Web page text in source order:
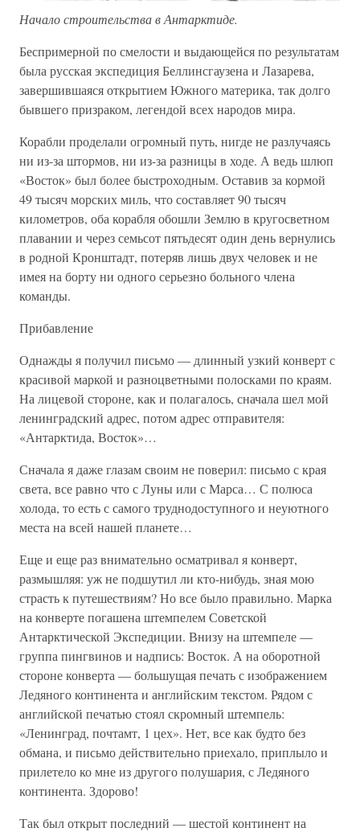
Начало строительства в Антарктиде.
Беспримерной по смелости и выдающейся по результатам
была русская экспедиция Беллинсгаузена и Лазарева,
завершившаяся открытием Южного материка, так долго
бывшего призраком, легендой всех народов мира.
Корабли проделали огромный путь, нигде не разлучаясь
ни из-за штормов, ни из-за разницы в ходе. А ведь шлюп
«Восток» был более быстроходным. Оставив за кормой
49 тысяч морских миль, что составляет 90 тысяч
километров, оба корабля обошли Землю в кругосветном
плавании и через семьсот пятьдесят один день вернулись
в родной Кронштадт, потеряв лишь двух человек и не
имея на борту ни одного серьезно больного члена
команды.
Прибавление
Однажды я получил письмо — длинный узкий конверт с
красивой маркой и разноцветными полосками по краям.
На лицевой стороне, как и полагалось, сначала шел мой
ленинградский адрес, потом адрес отправителя:
«Антарктида, Восток»…
Сначала я даже глазам своим не поверил: письмо с края
света, все равно что с Луны или с Марса… С полюса
холода, то есть с самого труднодоступного и неуютного
места на всей нашей планете…
Еще и еще раз внимательно осматривал я конверт,
размышляя: уж не подшутил ли кто-нибудь, зная мою
страсть к путешествиям? Но все было правильно. Марка
на конверте погашена штемпелем Советской
Антарктической Экспедиции. Внизу на штемпеле —
группа пингвинов и надпись: Восток. А на оборотной
стороне конверта — большущая печать с изображением
Ледяного континента и английским текстом. Рядом с
английской печатью стоял скромный штемпель:
«Ленинград, почтамт, 1 цех». Нет, все как будто без
обмана, и письмо действительно приехало, приплыло и
прилетело ко мне из другого полушария, с Ледяного
континента. Здорово!
Так был открыт последний — шестой континент на